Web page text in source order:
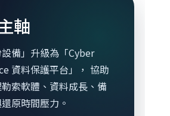
軸
備」升級為「Cyber
資料保護平台」， 協助
索軟體、資料成長、備
原時間壓力。